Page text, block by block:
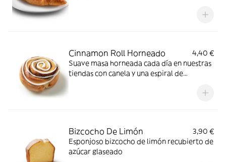
Cinnamon Roll Horneado
4,40 €
Suave masa horneada cada día en nuestras
tiendas con canela y una espiral de
Bizcocho De Limón
3,90 €
Esponjoso bizcocho de limón recubierto de
azúcar glaseado